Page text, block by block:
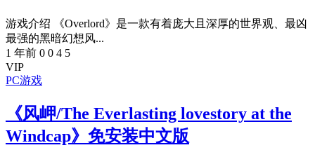
游戏介绍 《Overlord》是一款有着庞大且深厚的世界观、最凶
最强的黑暗幻想风...
1 年前 0 0 4 5
VIP
PC游戏
《风岬/The Everlasting lovestory at the
Windcap》免安装中文版